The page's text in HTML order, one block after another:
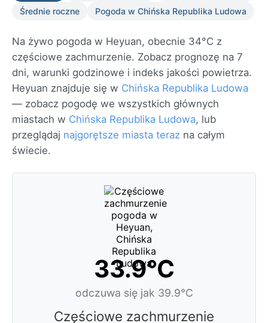
Średnie roczne
Pogoda w Chińska Republika Ludowa
Na żywo pogoda w Heyuan, obecnie 34°C z
częściowe zachmurzenie. Zobacz prognozę na 7
dni, warunki godzinowe i indeks jakości powietrza.
Heyuan znajduje się w Chińska Republika Ludowa
— zobacz pogodę we wszystkich głównych
miastach w Chińska Republika Ludowa, lub
przeglądaj najgorętsze miasta teraz na całym
świecie.
33.9°C
odczuwa się jak 39.9°C
Częściowe zachmurzenie